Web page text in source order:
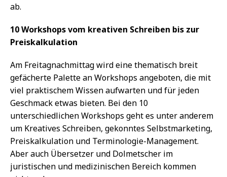
ab.
10 Workshops vom kreativen Schreiben bis zur
Preiskalkulation
Am Freitagnachmittag wird eine thematisch breit
gefächerte Palette an Workshops angeboten, die mit
viel praktischem Wissen aufwarten und für jeden
Geschmack etwas bieten. Bei den 10
unterschiedlichen Workshops geht es unter anderem
um Kreatives Schreiben, gekonntes Selbstmarketing,
Preiskalkulation und Terminologie-Management.
Aber auch Übersetzer und Dolmetscher im
juristischen und medizinischen Bereich kommen